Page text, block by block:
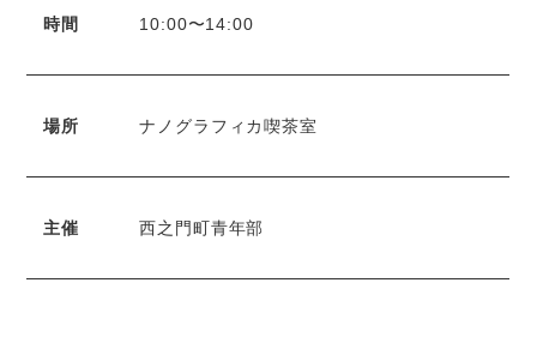
時間 10:00〜14:00
場所 ナノグラフィカ喫茶室
主催 西之門町青年部